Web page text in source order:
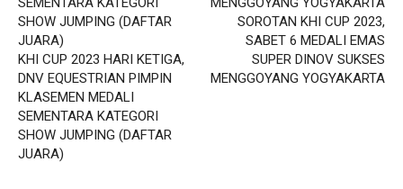
KHI CUP 2023 HARI KETIGA,
DNV EQUESTRIAN PIMPIN
KLASEMEN MEDALI
SEMENTARA KATEGORI
SHOW JUMPING (DAFTAR
JUARA)
SOROTAN KHI CUP 2023,
SABET 6 MEDALI EMAS
SUPER DINOV SUKSES
MENGGOYANG YOGYAKARTA